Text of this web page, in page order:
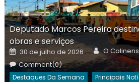
Deputado Marcos Pereira
obras e serviços
Posted
on
30 de julho de 2026 Author
O
Comment(0)
Destaques Da Semana Principais